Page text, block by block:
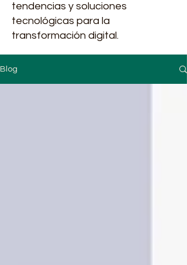
tendencias y soluciones
tecnológicas para la
transformación digital.
Blog